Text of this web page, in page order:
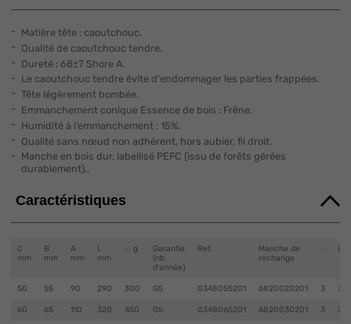
Matière tête : caoutchouc.
Qualité de caoutchouc tendre.
Dureté : 68±7 Shore A.
Le caoutchouc tendre évite d'endommager les parties frappées.
Tête légèrement bombée.
Emmanchement conique Essence de bois : Frêne.
Humidité à l’emmanchement : 15%.
Qualité sans nœud non adhérent, hors aubier, fil droit.
Manche en bois dur, labellisé PEFC (issu de forêts gérées
durablement)..
Caractéristiques
C
mm
B
mm
A
mm
L
mm
g
Garantie
(nb
d'année)
Ref.
Manche de
rechange
50 55 90 290 300 G5 0348055201 6820020201 3
60 65 110 320 450 G5 0348065201 6820030201 3